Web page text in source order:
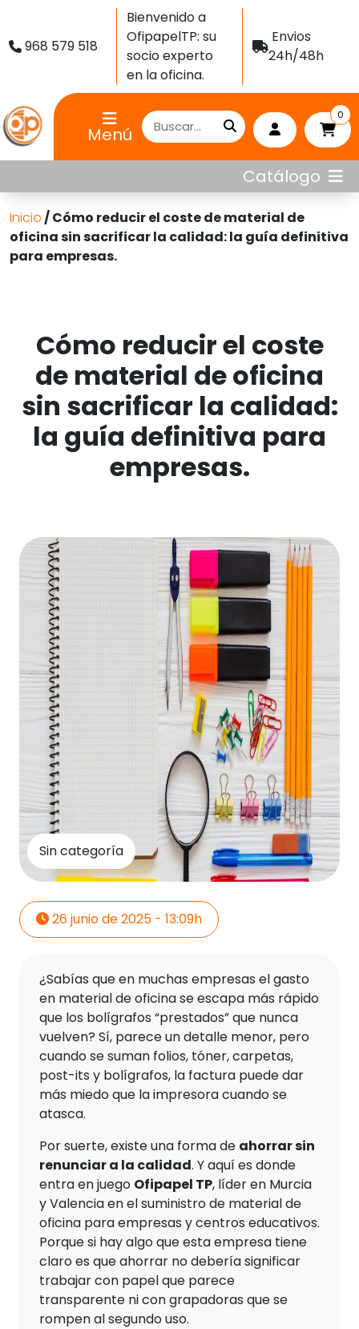
968 579 518
Bienvenido a
OfipapelTP: su
socio experto
en la oficina.
Envios
24h/48h
Menú
0
Catálogo
Inicio/ Cómo reducir el coste de material de
oficina sin sacrificar la calidad: la guía definitiva
para empresas.
Cómo reducir el coste
de material de oficina
sin sacrificar la calidad:
la guía definitiva para
empresas.
Sin categoría
26 junio de 2025 - 13:09h
¿Sabías que en muchas empresas el gasto
en material de oficina se escapa más rápido
que los bolígrafos “prestados” que nunca
vuelven? Sí, parece un detalle menor, pero
cuando se suman folios, tóner, carpetas,
post-its y bolígrafos, la factura puede dar
más miedo que la impresora cuando se
atasca.
Por suerte, existe una forma de ahorrar sin
renunciar a la calidad. Y aquí es donde
entra en juego Ofipapel TP, líder en Murcia
y Valencia en el suministro de material de
oficina para empresas y centros educativos.
Porque si hay algo que esta empresa tiene
claro es que ahorrar no debería significar
trabajar con papel que parece
transparente ni con grapadoras que se
rompen al segundo uso.